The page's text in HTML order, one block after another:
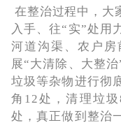
在整治过程中，大
入手、往“实”处用
河道沟渠、农户
展“大清除、大整
垃圾等杂物进行彻
角12处，清理垃
处，真正做到整治